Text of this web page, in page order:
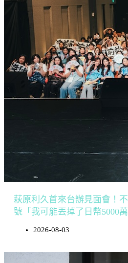
萩原利久首來台辦見面會！
號「我可能丟掉了日幣5000萬
2026-08-03